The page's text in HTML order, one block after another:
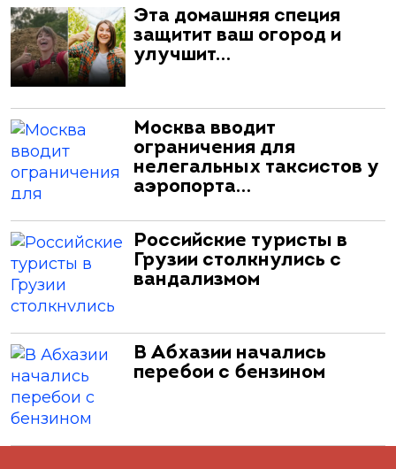
Эта домашняя специя
защитит ваш огород и
улучшит…
Москва вводит
ограничения для
нелегальных таксистов у
аэропорта…
Российские туристы в
Грузии столкнулись с
вандализмом
В Абхазии начались
перебои с бензином